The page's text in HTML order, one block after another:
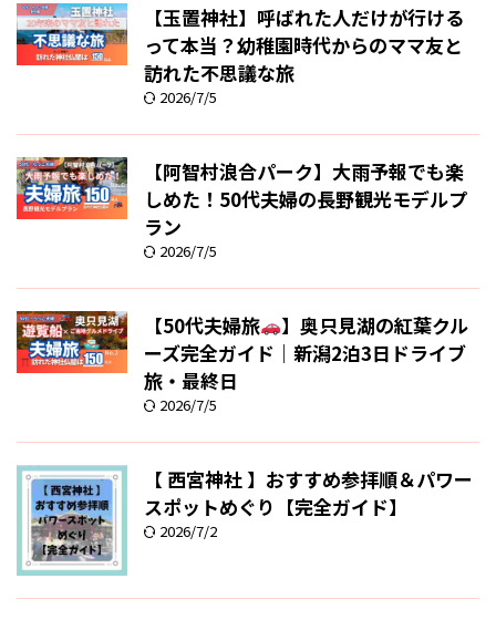
【玉置神社】呼ばれた人だけが行ける
って本当？幼稚園時代からのママ友と
訪れた不思議な旅
2026/7/5
【阿智村浪合パーク】大雨予報でも楽
しめた！50代夫婦の長野観光モデルプ
ラン
2026/7/5
【50代夫婦旅
】奥只見湖の紅葉クル
ーズ完全ガイド｜新潟2泊3日ドライブ
旅・最終日
2026/7/5
【 西宮神社 】おすすめ参拝順＆パワー
スポットめぐり【完全ガイド】
2026/7/2